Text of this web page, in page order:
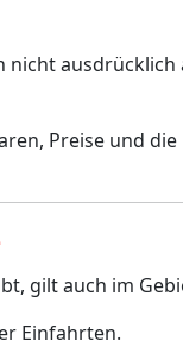
nicht
Preise und
gilt auch im
Einfahrten.